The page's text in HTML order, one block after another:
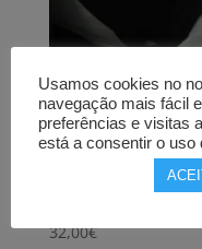
Cinto
GERITEX
união de
32,00€
Usamos cookies no
navegação mais fácil
preferências e visitas
está a consentir o uso